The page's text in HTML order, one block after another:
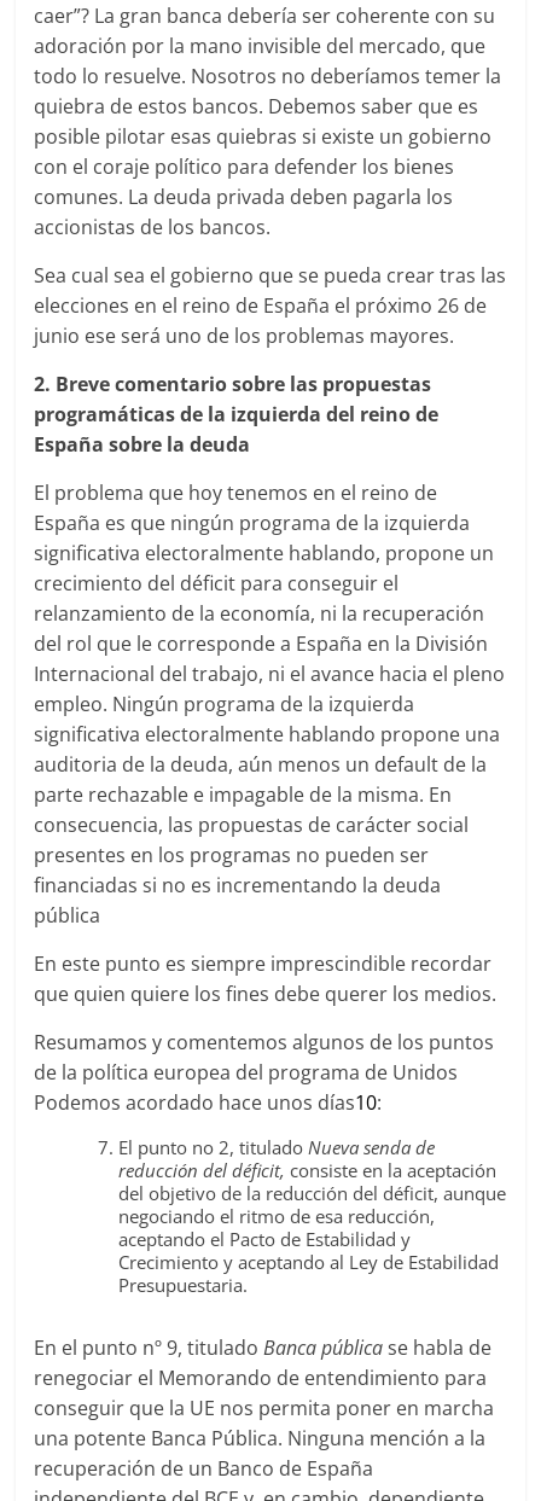
caer”? La gran banca debería ser coherente con su
adoración por la mano invisible del mercado, que
todo lo resuelve. Nosotros no deberíamos temer la
quiebra de estos bancos. Debemos saber que es
posible pilotar esas quiebras si existe un gobierno
con el coraje político para defender los bienes
comunes. La deuda privada deben pagarla los
accionistas de los bancos.
Sea cual sea el gobierno que se pueda crear tras las
elecciones en el reino de España el próximo 26 de
junio ese será uno de los problemas mayores.
2. Breve comentario sobre las propuestas
programáticas de la izquierda del reino de
España sobre la deuda
El problema que hoy tenemos en el reino de
España es que ningún programa de la izquierda
significativa electoralmente hablando, propone un
crecimiento del déficit para conseguir el
relanzamiento de la economía, ni la recuperación
del rol que le corresponde a España en la División
Internacional del trabajo, ni el avance hacia el pleno
empleo. Ningún programa de la izquierda
significativa electoralmente hablando propone una
auditoria de la deuda, aún menos un default de la
parte rechazable e impagable de la misma. En
consecuencia, las propuestas de carácter social
presentes en los programas no pueden ser
financiadas si no es incrementando la deuda
pública
En este punto es siempre imprescindible recordar
que quien quiere los fines debe querer los medios.
Resumamos y comentemos algunos de los puntos
de la política europea del programa de Unidos
Podemos acordado hace unos días10:
El punto no 2, tituladoNueva senda de
reducción del déficit,consiste en la aceptación
del objetivo de la reducción del déficit, aunque
negociando el ritmo de esa reducción,
aceptando el Pacto de Estabilidad y
Crecimiento y aceptando al Ley de Estabilidad
Presupuestaria.
En el punto nº 9, tituladoBanca públicase habla de
renegociar el Memorando de entendimiento para
conseguir que la UE nos permita poner en marcha
una potente Banca Pública. Ninguna mención a la
recuperación de un Banco de España